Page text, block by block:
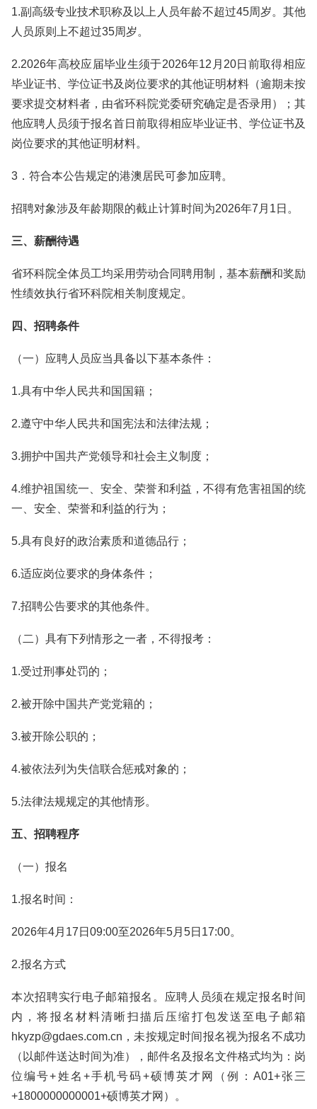
1.副高级专业技术职称及以上人员年龄不超过45周岁。其他
人员原则上不超过35周岁。
2.2026年高校应届毕业生须于2026年12月20日前取得相应
毕业证书、学位证书及岗位要求的其他证明材料（逾期未按
要求提交材料者，由省环科院党委研究确定是否录用）；其
他应聘人员须于报名首日前取得相应毕业证书、学位证书及
岗位要求的其他证明材料。
3．符合本公告规定的港澳居民可参加应聘。
招聘对象涉及年龄期限的截止计算时间为2026年7月1日。
三、薪酬待遇
省环科院全体员工均采用劳动合同聘用制，基本薪酬和奖励
性绩效执行省环科院相关制度规定。
四、招聘条件
（一）应聘人员应当具备以下基本条件：
1.具有中华人民共和国国籍；
2.遵守中华人民共和国宪法和法律法规；
3.拥护中国共产党领导和社会主义制度；
4.维护祖国统一、安全、荣誉和利益，不得有危害祖国的统
一、安全、荣誉和利益的行为；
5.具有良好的政治素质和道德品行；
6.适应岗位要求的身体条件；
7.招聘公告要求的其他条件。
（二）具有下列情形之一者，不得报考：
1.受过刑事处罚的；
2.被开除中国共产党党籍的；
3.被开除公职的；
4.被依法列为失信联合惩戒对象的；
5.法律法规规定的其他情形。
五、招聘程序
（一）报名
1.报名时间：
2026年4月17日09:00至2026年5月5日17:00。
2.报名方式
本次招聘实行电子邮箱报名。应聘人员须在规定报名时间
内，将报名材料清晰扫描后压缩打包发送至电子邮箱
hkyzp@gdaes.com.cn，未按规定时间报名视为报名不成功
（以邮件送达时间为准），邮件名及报名文件格式均为：岗
位编号+姓名+手机号码+硕博英才网（例：A01+张三
+1800000000001+硕博英才网）。